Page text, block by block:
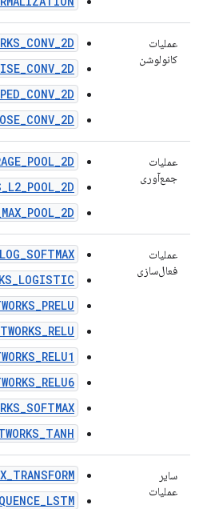
عملیات
کانولوشن
عملیات
جمع‌آوری
عملیات
فعال‌سازی
سایر
عملیات